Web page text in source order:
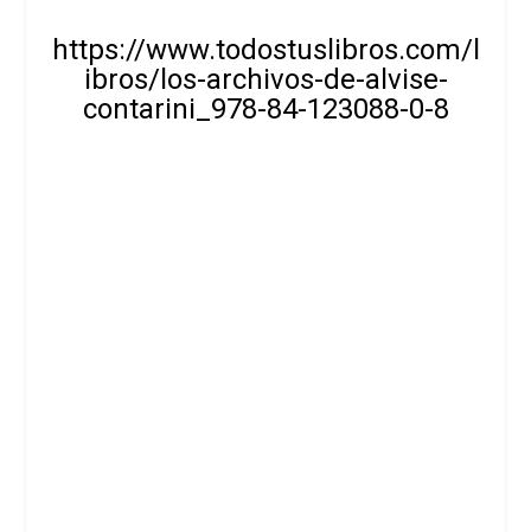
https://www.todostuslibros.com/l
ibros/los-archivos-de-alvise-
contarini_978-84-123088-0-8